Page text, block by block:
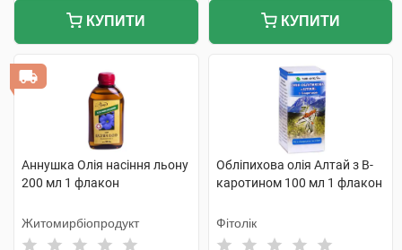
КУПИТИ КУПИТИ
Аннушка Олія насіння льону
200 мл 1 флакон
Житомирбіопродукт
Обліпихова олія Алтай з B-
каротином 100 мл 1 флакон
Фітолік